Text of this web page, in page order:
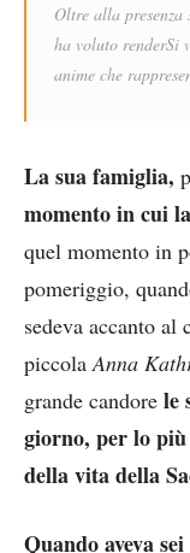
Oltre alla presenza
ha voluto renderSi
anime che
La sua famiglia,
momento in cui
quel momento in
pomeriggio,
sedeva accanto
piccolaAnna
grande candore le
giorno, per lo più
della vita della
Quandoaveva